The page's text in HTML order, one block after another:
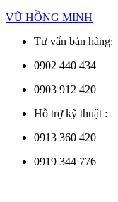
VŨ HỒNG MINH
Tư vấn bán hàng:
0902 440 434
0903 912 420
Hỗ trợ kỹ thuật :
0913 360 420
0919 344 776